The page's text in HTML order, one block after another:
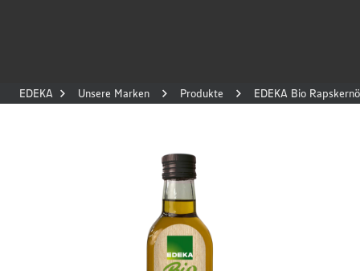
EDEKA Unsere Marken Produkte EDEKA Bio